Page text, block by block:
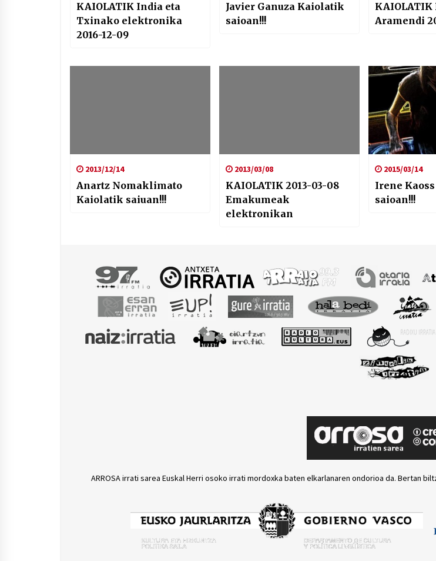
KAIOLATIK India eta
Txinako elektronika
2016-12-09
Javier Ganuza Kaiolatik
saioan!!!
Aramendi
2013/12/14
Anartz Nomaklimato
Kaiolatik saiuan!!!
2013/03/08
KAIOLATIK 2013-03-08
Emakumeak
elektronikan
2015/03/14
Irene
saioan!!!
ARROSA irrati sarea Euskal Herri osoko irrati mordoxka baten elkarlanaren ondorioa da. Bertan